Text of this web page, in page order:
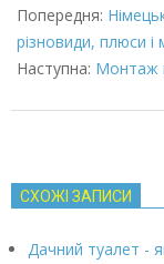
01-
29
Попередня:
різновиди, плюси і
Наступна: Монтаж
СХОЖІ ЗАПИСИ
Дачний туалет -